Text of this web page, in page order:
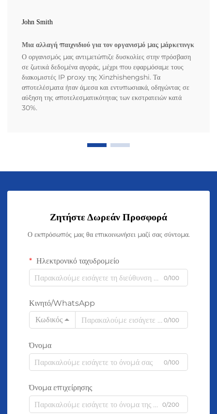
John Smith
Μια αλλαγή παιχνιδιού για τον οργανισμό μας μάρκετινγκ
Ο οργανισμός μας αντιμετώπιζε δυσκολίες στην πρόσβαση
σε ζωτικά δεδομένα αγοράς, μέχρι που εφαρμόσαμε τους
διακομιστές IP proxy της Xinzhishengshi. Τα
αποτελέσματα ήταν άμεσα και εντυπωσιακά, οδηγώντας σε
αύξηση της αποτελεσματικότητας των εκστρατειών κατά
30%.
Ζητήστε Δωρεάν Προσφορά
Ο εκπρόσωπός μας θα επικοινωνήσει μαζί σας σύντομα.
Ηλεκτρονικό ταχυδρομείο
0/100
Κινητό/WhatsApp
Κωδικός
0/100
Όνομα
0/100
Όνομα επιχείρησης
0/200